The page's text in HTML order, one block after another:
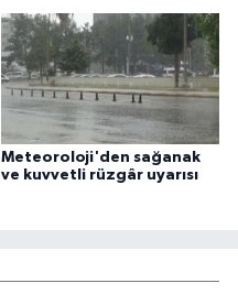
Meteoroloji'den sağanak
ve kuvvetli rüzgâr uyarısı